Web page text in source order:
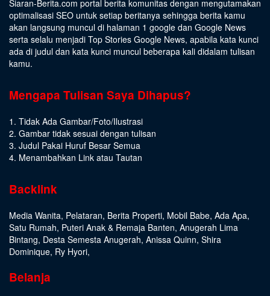
Siaran-Berita.com portal berita komunitas dengan mengutamakan
optimalisasi SEO untuk setiap beritanya sehingga berita kamu
akan langsung muncul di halaman 1 google dan Google News
serta selalu menjadi Top Stories Google News, apabila kata kunci
ada di judul dan kata kunci muncul beberapa kali didalam tulisan
kamu.
Mengapa Tulisan Saya Dihapus?
1. Tidak Ada Gambar/Foto/Ilustrasi
2. Gambar tidak sesuai dengan tulisan
3. Judul Pakai Huruf Besar Semua
4. Menambahkan Link atau Tautan
Backlink
Media Wanita, Pelataran, Berita Properti, Mobil Babe, Ada Apa,
Satu Rumah, Puteri Anak & Remaja Banten, Anugerah Lima
Bintang, Desta Semesta Anugerah, Anissa Quinn, Shira
Dominique, Ry Hyori,
Belanja